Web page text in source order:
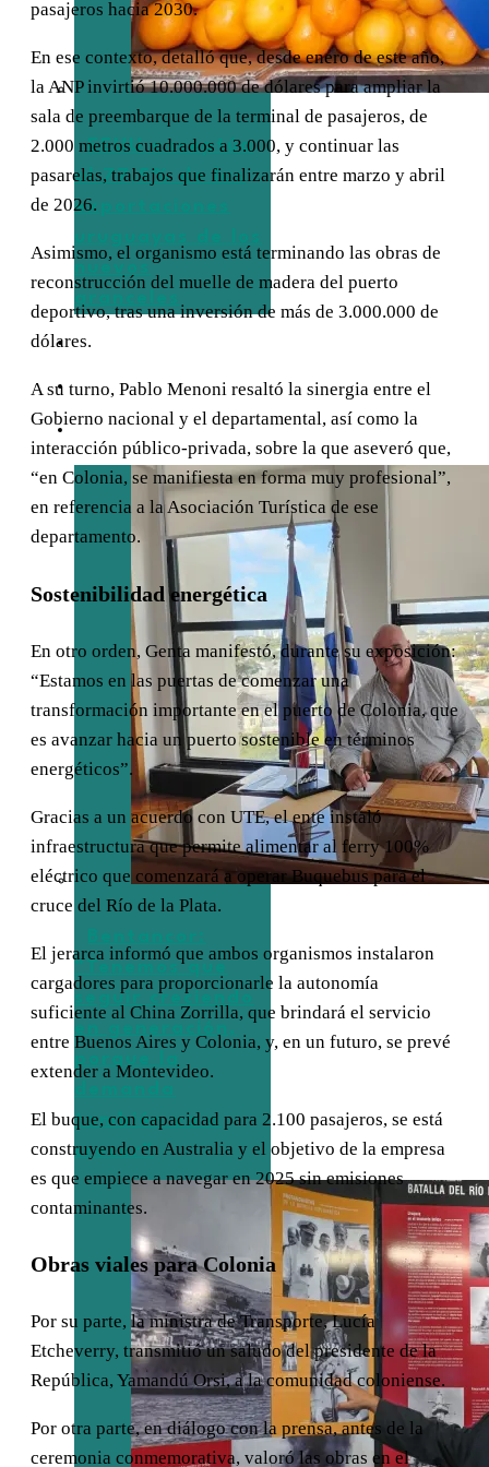
EEUU exceptúa
al 77,5% de las
exportaciones
uruguayas de los
nuevos
aranceles
TURISMO
EMPRESAS
ENTREVISTAS
Bentancor:
“Tenemos que
seguir creciendo
en generación,
porque la
demanda
también va a
crecer”
pasajeros hacia 2030.
En ese contexto, detalló que, desde enero de este año,
la ANP invirtió 10.000.000 de dólares para ampliar la
sala de preembarque de la terminal de pasajeros, de
2.000 metros cuadrados a 3.000, y continuar las
pasarelas, trabajos que finalizarán entre marzo y abril
de 2026.
Asimismo, el organismo está terminando las obras de
reconstrucción del muelle de madera del puerto
deportivo, tras una inversión de más de 3.000.000 de
dólares.
A su turno, Pablo Menoni resaltó la sinergia entre el
Gobierno nacional y el departamental, así como la
interacción público-privada, sobre la que aseveró que,
“en Colonia, se manifiesta en forma muy profesional”,
en referencia a la Asociación Turística de ese
departamento.
Sostenibilidad energética
En otro orden, Genta manifestó, durante su exposición:
“Estamos en las puertas de comenzar una
transformación importante en el puerto de Colonia, que
es avanzar hacia un puerto sostenible en términos
energéticos”.
Gracias a un acuerdo con UTE, el ente instaló
infraestructura que permite alimentar al ferry 100%
eléctrico que comenzará a operar Buquebus para el
cruce del Río de la Plata.
El jerarca informó que ambos organismos instalaron
cargadores para proporcionarle la autonomía
suficiente al China Zorrilla, que brindará el servicio
entre Buenos Aires y Colonia, y, en un futuro, se prevé
extender a Montevideo.
El buque, con capacidad para 2.100 pasajeros, se está
construyendo en Australia y el objetivo de la empresa
es que empiece a navegar en 2025 sin emisiones
contaminantes.
Obras viales para Colonia
Por su parte, la ministra de Transporte, Lucía
Etcheverry, transmitió un saludo del presidente de la
República, Yamandú Orsi, a la comunidad coloniense.
Por otra parte, en diálogo con la prensa, antes de la
ceremonia conmemorativa, valoró las obras en el